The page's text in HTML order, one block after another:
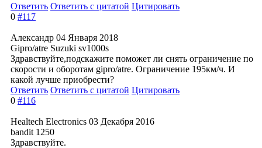
Ответить Ответить с цитатой Цитировать
0 #117
Александр 04 Января 2018
Gipro/atre Suzuki sv1000s
Здравствуйте,подскажите поможет ли снять ограничение по
скорости и оборотам gipro/atre. Ограничение 195км/ч. И
какой лучше приобрести?
Ответить Ответить с цитатой Цитировать
0 #116
Healtech Electronics 03 Декабря 2016
bandit 1250
Здравствуйте.